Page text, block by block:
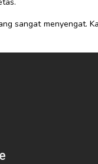
sangat menyengat.